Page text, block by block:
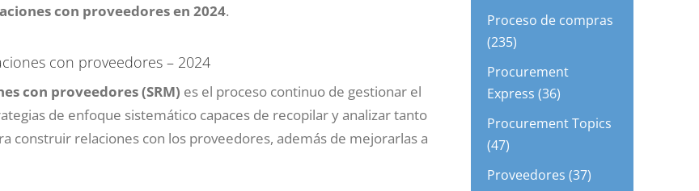
con proveedores en 2024.
con proveedores – 2024
con proveedores (SRM) es el proceso continuo de gestionar el
de enfoque sistemático capaces de recopilar y analizar tanto
construir relaciones con los proveedores, además de mejorarlas a
Proceso de compras
(235)
Procurement
Express (36)
Procurement Topics
(47)
Proveedores (37)